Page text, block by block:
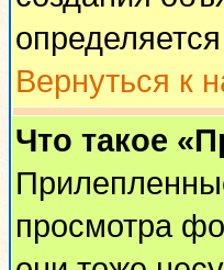
Вернуться к
Что такое
просмотра